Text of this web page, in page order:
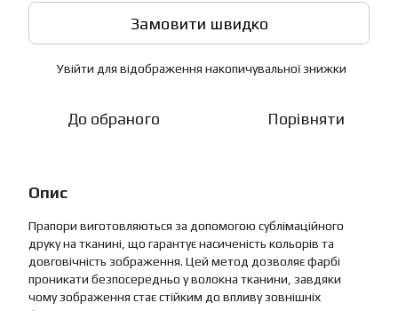
Замовити швидко
Увійти для відображення накопичувальної знижки
До обраного Порівняти
Опис
Прапори виготовляються за допомогою сублімаційного
друку на тканині, що гарантує насиченість кольорів та
довговічність зображення. Цей метод дозволяє фарбі
проникати безпосередньо у волокна тканини, завдяки
чому зображення стає стійким до впливу зовнішніх